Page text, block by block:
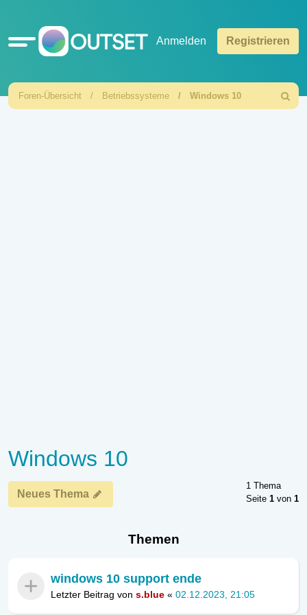
Schnellzugriff Anmelden Registrieren
Foren-Übersicht Betriebssysteme Windows 10
Suche
Windows 10
Neues Thema
1 Thema
Seite 1 von 1
Themen
windows 10 support ende
Letzter Beitrag von s.blue « 02.12.2023, 21:05